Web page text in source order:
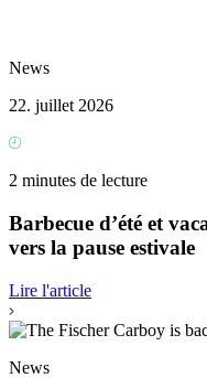
News
22. juillet 2026
2 minutes de lecture
Barbecue d’été et
vers la pause estivale
Lire l'article
News